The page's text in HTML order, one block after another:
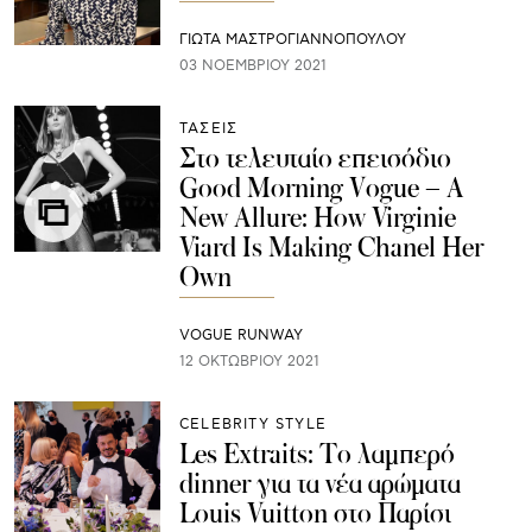
ΓΙΩΤΑ ΜΑΣΤΡΟΓΙΑΝΝΟΠΟΥΛΟΥ
03 ΝΟΕΜΒΡΊΟΥ 2021
ΤΑΣΕΙΣ
Στο τελευταίο επεισόδιο
Good Morning Vogue – A
New Allure: How Virginie
Viard Is Making Chanel Her
Own
VOGUE RUNWAY
12 ΟΚΤΩΒΡΊΟΥ 2021
CELEBRITY STYLE
Les Extraits: Το λαμπερό
dinner για τα νέα αρώματα
Louis Vuitton στο Παρίσι